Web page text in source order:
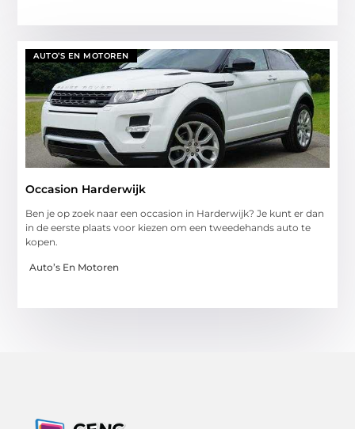
AUTO’S EN MOTOREN
Occasion Harderwijk
Ben je op zoek naar een occasion in Harderwijk? Je kunt er dan
in de eerste plaats voor kiezen om een tweedehands auto te
kopen.
Auto’s En Motoren